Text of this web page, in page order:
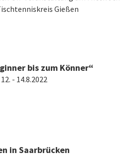
Gießen
bis zum Könner“
- 14.8.2022
in Saarbrücken